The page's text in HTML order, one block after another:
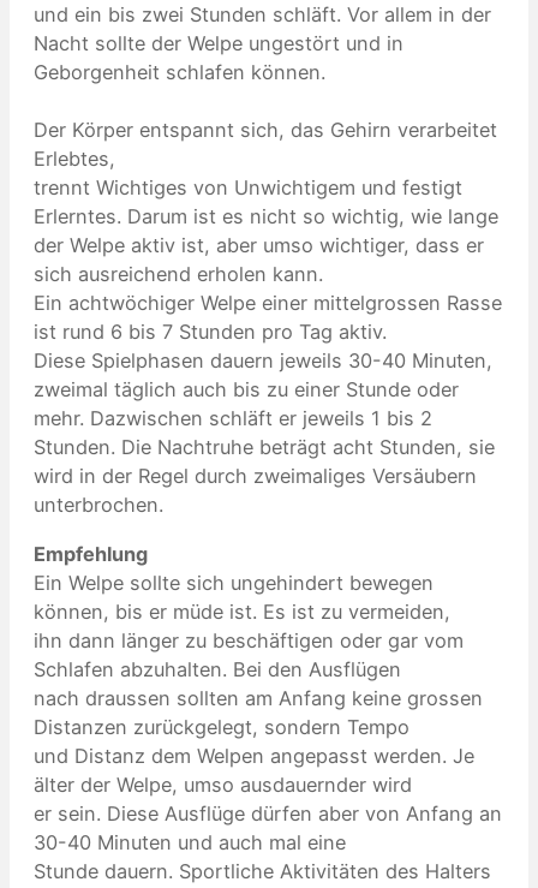
und ein bis zwei Stunden schläft. Vor allem in der
Nacht sollte der Welpe ungestört und in
Geborgenheit schlafen können.
Der Körper entspannt sich, das Gehirn verarbeitet
Erlebtes,
trennt Wichtiges von Unwichtigem und festigt
Erlerntes. Darum ist es nicht so wichtig, wie lange
der Welpe aktiv ist, aber umso wichtiger, dass er
sich ausreichend erholen kann.
Ein achtwöchiger Welpe einer mittelgrossen Rasse
ist rund 6 bis 7 Stunden pro Tag aktiv.
Diese Spielphasen dauern jeweils 30-40 Minuten,
zweimal täglich auch bis zu einer Stunde oder
mehr. Dazwischen schläft er jeweils 1 bis 2
Stunden. Die Nachtruhe beträgt acht Stunden, sie
wird in der Regel durch zweimaliges Versäubern
unterbrochen.
Empfehlung
Ein Welpe sollte sich ungehindert bewegen
können, bis er müde ist. Es ist zu vermeiden,
ihn dann länger zu beschäftigen oder gar vom
Schlafen abzuhalten. Bei den Ausflügen
nach draussen sollten am Anfang keine grossen
Distanzen zurückgelegt, sondern Tempo
und Distanz dem Welpen angepasst werden. Je
älter der Welpe, umso ausdauernder wird
er sein. Diese Ausflüge dürfen aber von Anfang an
30-40 Minuten und auch mal eine
Stunde dauern. Sportliche Aktivitäten des Halters